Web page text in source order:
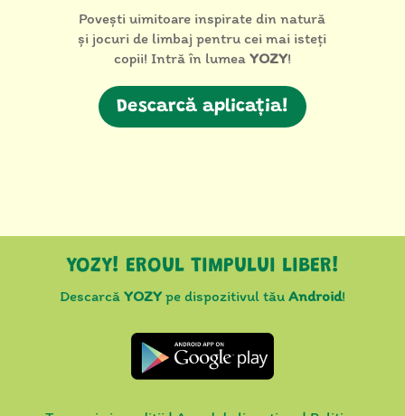
Povești uimitoare inspirate din natură
și jocuri de limbaj pentru cei mai isteți
copii! Intră în lumea YOZY!
Descarcă aplicația!
YOZY! EROUL TIMPULUI LIBER!
Descarcă YOZYpe dispozitivul tău Android!